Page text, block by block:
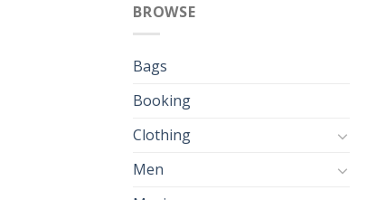
BROWSE
Bags
Booking
Clothing
Men